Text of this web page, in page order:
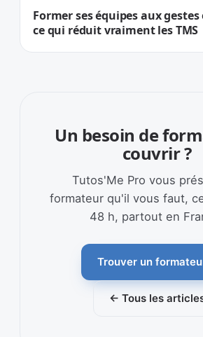
Former ses équipes aux
ce qui réduit vraiment les TMS
Un besoin de
couvrir ?
Tutos'Me Pro vous
formateur qu'il vous faut,
48 h, partout en
Trouver un
← Tous les